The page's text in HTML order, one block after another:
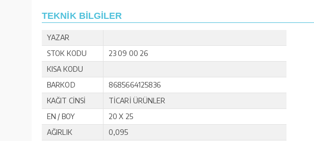
TEKNİK BİLGİLER
YAZAR
STOK KODU
23 09 00 26
KISA KODU
BARKOD
8685664125836
KAĞIT CİNSİ
TİCARİ ÜRÜNLER
EN / BOY
20 X 25
AĞIRLIK
0,095